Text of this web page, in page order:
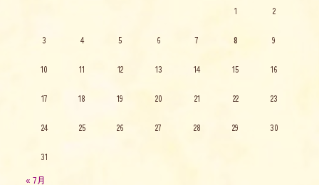
1
2
3 4 5 6 7 8 9
10 11 12 13 14 15 16
17 18 19 20 21 22 23
24 25 26 27 28 29 30
31
« 7月